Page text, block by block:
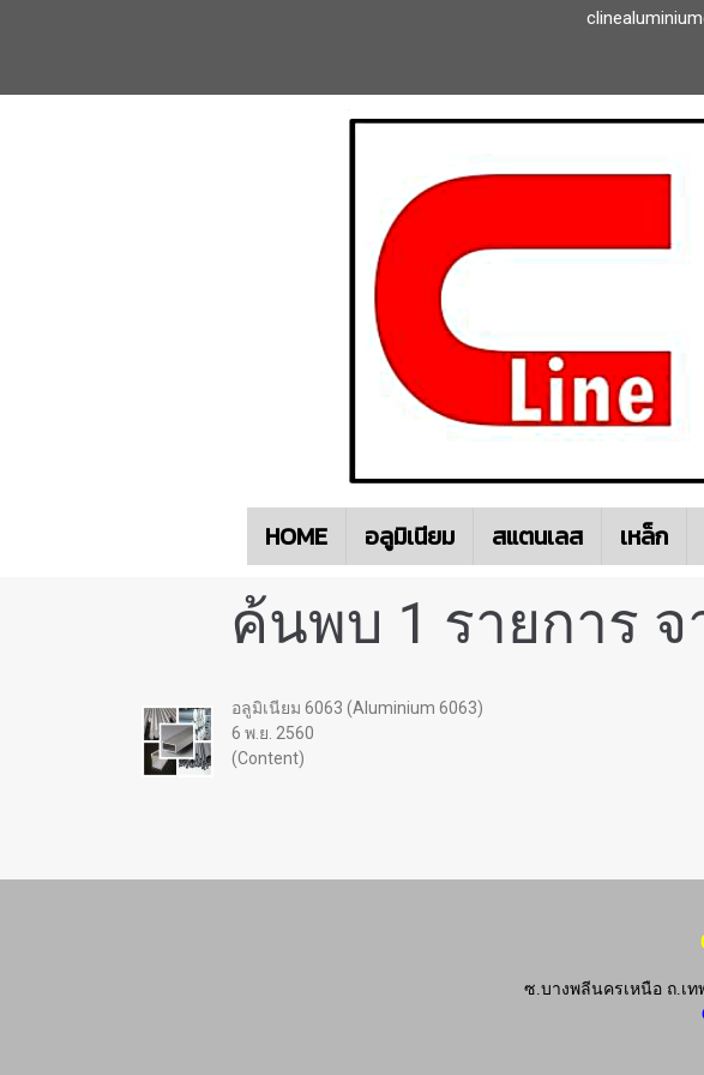
HOME อลูมิเนียม สแตนเลส เหล็ก
ค้นพบ 1 รายการ
อลูมิเนียม 6063 (Aluminium 6063)
6 พ.ย. 2560
(Content)
ซ.บางพลีนครเหนือ ถ.เ